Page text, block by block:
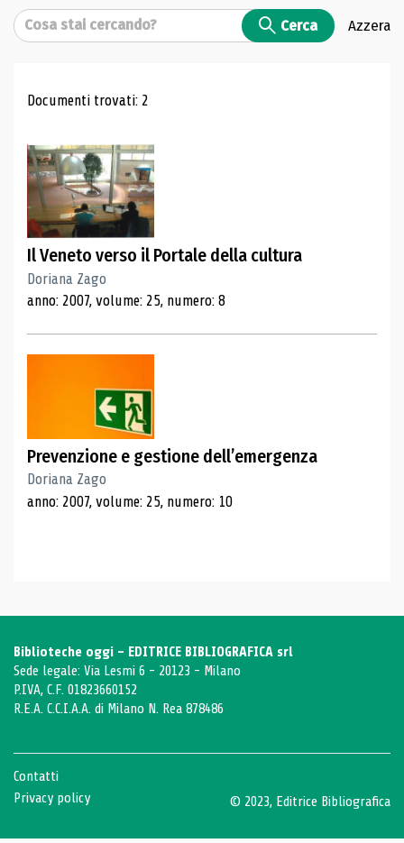
Cerca Cerca Azzera
Risultati di ricerca
Documenti trovati: 2
Il Veneto verso il Portale della cultura
Doriana Zago
anno: 2007, volume: 25, numero: 8
Prevenzione e gestione dell’emergenza
Doriana Zago
anno: 2007, volume: 25, numero: 10
Biblioteche oggi - EDITRICE BIBLIOGRAFICA srl
Sede legale: Via Lesmi 6 - 20123 - Milano
P.IVA, C.F. 01823660152
R.E.A. C.C.I.A.A. di Milano N. Rea 878486
Contatti
Privacy policy
© 2023, Editrice Bibliografica